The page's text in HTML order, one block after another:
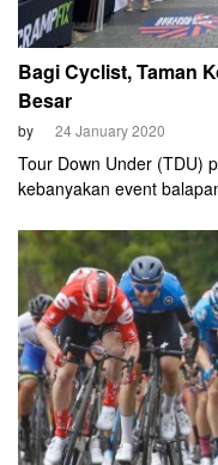
Bagi Cyclist, Taman
Besar
by 24 January 2020
Tour Down Under (TDU)
kebanyakan event
pembuka WorldTour
berubah jadi seperti
sepeda!